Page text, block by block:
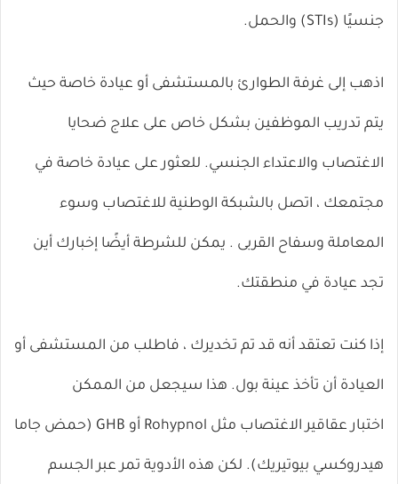
جنسيًا (STIs) والحمل.
اذهب إلى غرفة الطوارئ بالمستشفى أو عيادة خاصة حيث
يتم تدريب الموظفين بشكل خاص على علاج ضحايا
الاغتصاب والاعتداء الجنسي. للعثور على عيادة خاصة في
مجتمعك ، اتصل بالشبكة الوطنية للاغتصاب وسوء
المعاملة وسفاح القربى . يمكن للشرطة أيضًا إخبارك أين
تجد عيادة في منطقتك.
إذا كنت تعتقد أنه قد تم تخديرك ، فاطلب من المستشفى أو
العيادة أن تأخذ عينة بول. هذا سيجعل من الممكن
اختبار عقاقير الاغتصاب مثل Rohypnol أو GHB (حمض جاما
هيدروكسي بيوتيريك). لكن هذه الأدوية تمر عبر الجسم